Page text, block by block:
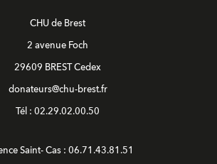
CHU de Brest
2 avenue Foch
29609 BREST Cedex
donateurs@chu-brest.fr
Tél : 02.29.02.00.50
Saint- Cas : 06.71.43.81.51